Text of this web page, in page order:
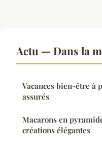
Actu — Dans la
Vacances bien-être à
assurés
Macarons en
créations élégantes